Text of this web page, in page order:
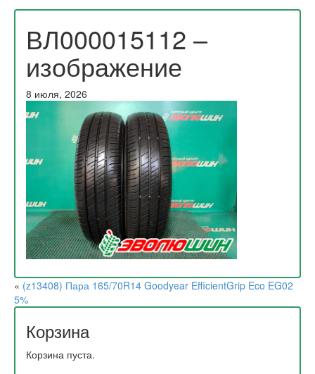
ВЛ000015112 –
изображение
8 июля, 2026
« (z13408) Пара 165/70R14 Goodyear EfficientGrip Eco EG02
5%
Корзина
Корзина пуста.